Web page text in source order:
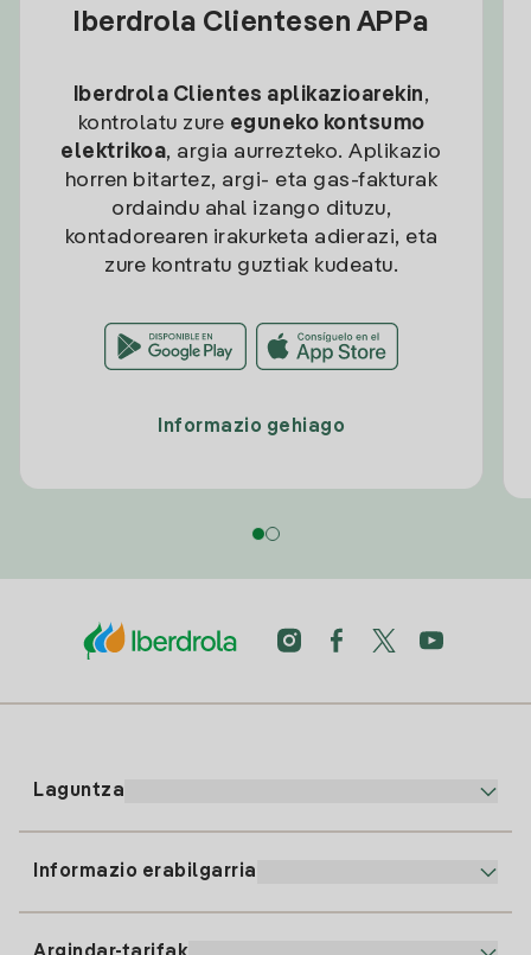
Iberdrola Clientesen APPa
Iberdrola Clientes aplikazioarekin,
kontrolatu zure eguneko kontsumo
elektrikoa, argia aurrezteko. Aplikazio
horren bitartez, argi- eta gas-fakturak
ordaindu ahal izango dituzu,
kontadorearen irakurketa adierazi, eta
zure kontratu guztiak kudeatu.
Informazio gehiago
Laguntza
Informazio erabilgarria